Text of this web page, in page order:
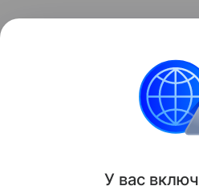
У вас включ